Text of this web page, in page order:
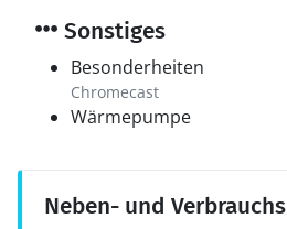
Sonstiges
Besonderheiten
Chromecast
Wärmepumpe
Neben- und